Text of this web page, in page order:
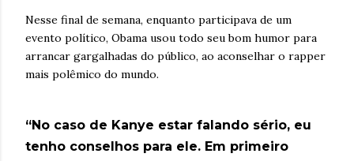
Nesse final de semana, enquanto participava de um
evento político, Obama usou todo seu bom humor para
arrancar gargalhadas do público, ao aconselhar o rapper
mais polêmico do mundo.
“No caso de Kanye estar falando sério, eu
tenho conselhos para ele. Em primeiro